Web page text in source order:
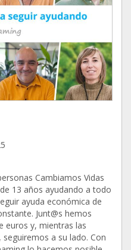
Cambiamos Vidas
13 años ayudando a todo
ayuda económica de
Junt@s hemos
euros y, mientras las
a su lado. Con